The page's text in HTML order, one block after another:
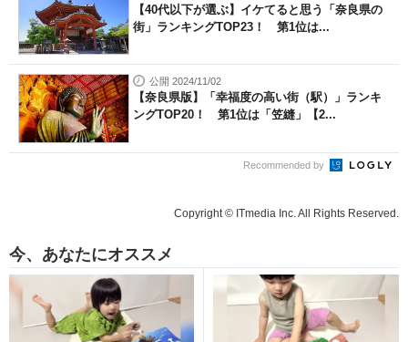
【40代以下が選ぶ】イケてると思う「奈良県の
街」ランキングTOP23！ 第1位は...
公開 2024/11/02
【奈良県版】「幸福度の高い街（駅）」ランキ
ングTOP20！ 第1位は「笠縫」【2...
Recommended by
Copyright © ITmedia Inc. All Rights Reserved.
今、あなたにオススメ